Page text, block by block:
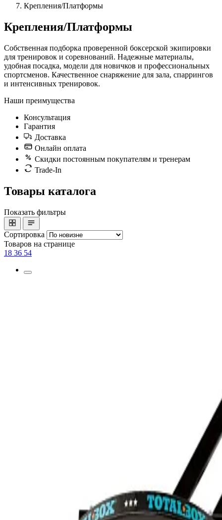
Крепления/Платформы
Крепления/Платформы
Собственная подборка проверенной боксерской экипировки
для тренировок и соревнований. Надежные материалы,
удобная посадка, модели для новичков и профессиональных
спортсменов. Качественное снаряжение для зала, спаррингов
и интенсивных тренировок.
Наши преимущества
Консультация
Гарантия
Доставка
Онлайн оплата
Скидки постоянным покупателям и тренерам
Trade-In
Товары каталога
Показать фильтры
Сортировка
Товаров на странице
18 36 54